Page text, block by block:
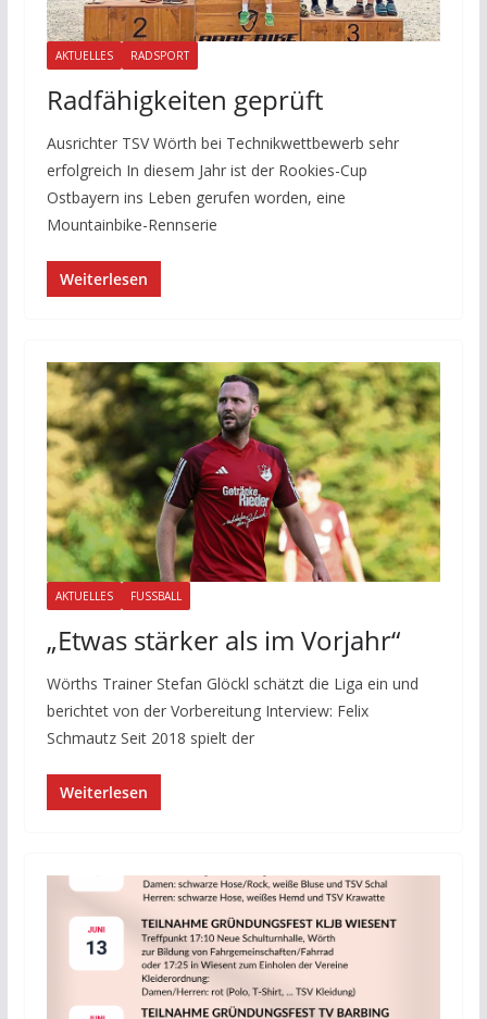
AKTUELLES RADSPORT
Radfähigkeiten geprüft
Ausrichter TSV Wörth bei Technikwettbewerb sehr
erfolgreich In diesem Jahr ist der Rookies-Cup
Ostbayern ins Leben gerufen worden, eine
Mountainbike-Rennserie
Weiterlesen
AKTUELLES FUSSBALL
„Etwas stärker als im Vorjahr“
Wörths Trainer Stefan Glöckl schätzt die Liga ein und
berichtet von der Vorbereitung Interview: Felix
Schmautz Seit 2018 spielt der
Weiterlesen